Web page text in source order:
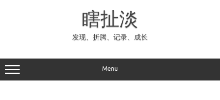
瞎扯淡
发现、折腾、记录、成长
Menu